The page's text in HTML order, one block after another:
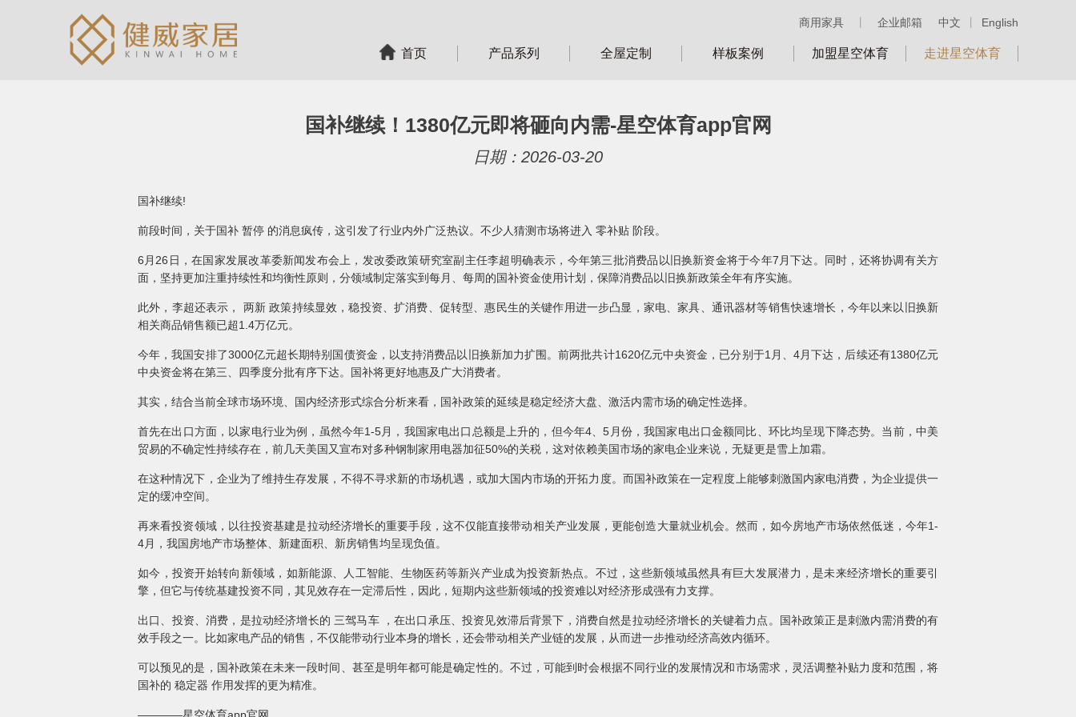
中文 English
商用家具 企业邮箱
首页 产品系列 全屋定制 样板案例 加盟星空体育 走进星空体育
国补继续！1380亿元即将砸向内需-星空体育app官网
日期：2026-03-20
国补继续!
前段时间，关于国补 暂停 的消息疯传，这引发了行业内外广泛热议。不少人猜测市场将进入 零补贴 阶段。
6月26日，在国家发展改革委新闻发布会上，发改委政策研究室副主任李超明确表示，今年第三批消费品以旧换新资金将于今年7月下达。同时，还将协调有关方
面，坚持更加注重持续性和均衡性原则，分领域制定落实到每月、每周的国补资金使用计划，保障消费品以旧换新政策全年有序实施。
此外，李超还表示， 两新 政策持续显效，稳投资、扩消费、促转型、惠民生的关键作用进一步凸显，家电、家具、通讯器材等销售快速增长，今年以来以旧换新
相关商品销售额已超1.4万亿元。
今年，我国安排了3000亿元超长期特别国债资金，以支持消费品以旧换新加力扩围。前两批共计1620亿元中央资金，已分别于1月、4月下达，后续还有1380亿元
中央资金将在第三、四季度分批有序下达。国补将更好地惠及广大消费者。
其实，结合当前全球市场环境、国内经济形式综合分析来看，国补政策的延续是稳定经济大盘、激活内需市场的确定性选择。
首先在出口方面，以家电行业为例，虽然今年1-5月，我国家电出口总额是上升的，但今年4、5月份，我国家电出口金额同比、环比均呈现下降态势。当前，中美
贸易的不确定性持续存在，前几天美国又宣布对多种钢制家用电器加征50%的关税，这对依赖美国市场的家电企业来说，无疑更是雪上加霜。
在这种情况下，企业为了维持生存发展，不得不寻求新的市场机遇，或加大国内市场的开拓力度。而国补政策在一定程度上能够刺激国内家电消费，为企业提供一
定的缓冲空间。
再来看投资领域，以往投资基建是拉动经济增长的重要手段，这不仅能直接带动相关产业发展，更能创造大量就业机会。然而，如今房地产市场依然低迷，今年1-
4月，我国房地产市场整体、新建面积、新房销售均呈现负值。
如今，投资开始转向新领域，如新能源、人工智能、生物医药等新兴产业成为投资新热点。不过，这些新领域虽然具有巨大发展潜力，是未来经济增长的重要引
擎，但它与传统基建投资不同，其见效存在一定滞后性，因此，短期内这些新领域的投资难以对经济形成强有力支撑。
出口、投资、消费，是拉动经济增长的 三驾马车 ，在出口承压、投资见效滞后背景下，消费自然是拉动经济增长的关键着力点。国补政策正是刺激内需消费的有
效手段之一。比如家电产品的销售，不仅能带动行业本身的增长，还会带动相关产业链的发展，从而进一步推动经济高效内循环。
可以预见的是，国补政策在未来一段时间、甚至是明年都可能是确定性的。不过，可能到时会根据不同行业的发展情况和市场需求，灵活调整补贴力度和范围，将
国补的 稳定器 作用发挥的更为精准。